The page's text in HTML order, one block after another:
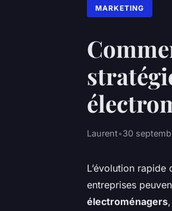
MARKETING
Laurent•30
L’évolution rapide
entreprises
électroménagers